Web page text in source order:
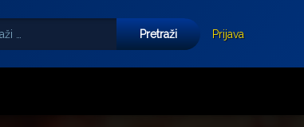
Prijava